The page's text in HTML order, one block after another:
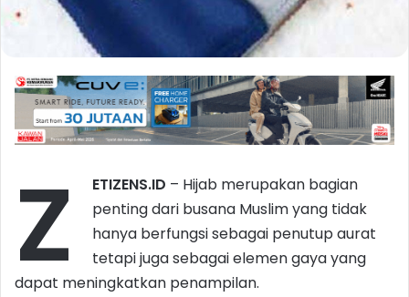
Z ETIZENS.ID – Hijab merupakan bagian
penting dari busana Muslim yang tidak
hanya berfungsi sebagai penutup aurat
tetapi juga sebagai elemen gaya yang
dapat meningkatkan penampilan.